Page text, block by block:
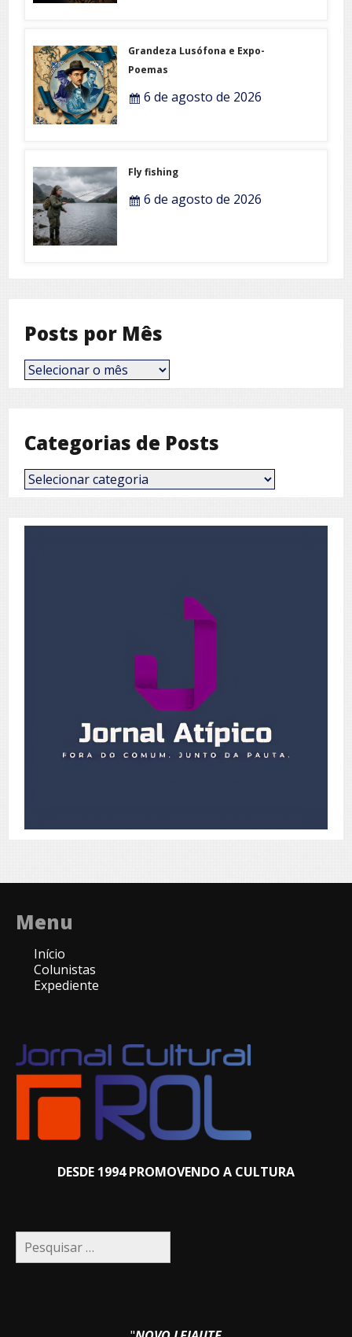
Grandeza Lusófona e Expo-
Poemas
6 de agosto de 2026
Fly fishing
6 de agosto de 2026
Posts por Mês
Posts
por
Categorias de Posts
Categorias
de
Menu
Início
Colunistas
Expediente
DESDE 1994 PROMOVENDO A CULTURA
Pesquisar
por: